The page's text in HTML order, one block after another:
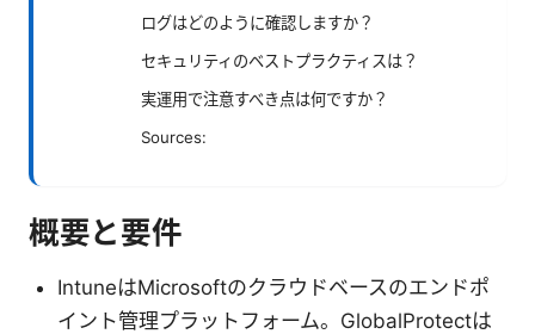
ログはどのように確認しますか？
セキュリティのベストプラクティスは？
実運用で注意すべき点は何ですか？
Sources:
概要と要件
IntuneはMicrosoftのクラウドベースのエンドポ
イント管理プラットフォーム。GlobalProtectは